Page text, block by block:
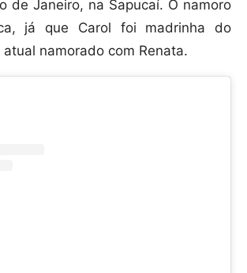
de Janeiro, na Sapucaí. O namoro
já que Carol foi madrinha do
namorado com Renata.